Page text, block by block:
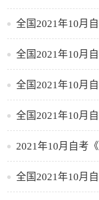
全国2021年10月